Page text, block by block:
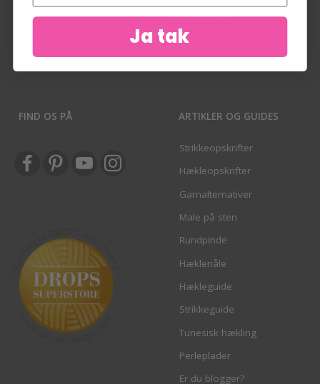
Ordrehistorik
FIND OS PÅ ARTIKLER OG GUIDES
Strikkeopskrifter
Hækleopskrifter
Garnalternativer
Male på sten
Rundpinde
Hæklenåle
Hækleguide
Strikkeguide
Tunesisk hækling
Perleplader
Er du blogger?
Ja tak